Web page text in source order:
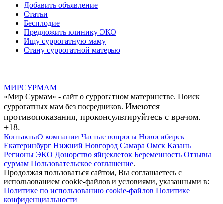
Добавить объявление
Статьи
Бесплодие
Предложить клинику ЭКО
Ищу суррогатную маму
Стану суррогатной матерью
МИРСУРМАМ
«Мир Сурмам» - сайт о суррогатном материнстве. Поиск
суррогатных мам без посредников. Имеются
противопоказания, проконсультируйтесь с врачом.
+18.
КонтактыО компании Частые вопросы Новосибирск
Екатеринбург Нижний Новгород Самара Омск Казань
Регионы ЭКО Донорство яйцеклеток Беременность Отзывы
сурмам Пользовательское соглашение.
Продолжая пользоваться сайтом, Вы соглашаетесь с
использованием cookie-файлов и условиями, указанными в:
Политике по использованию cookie-файлов Политике
конфиденциальности